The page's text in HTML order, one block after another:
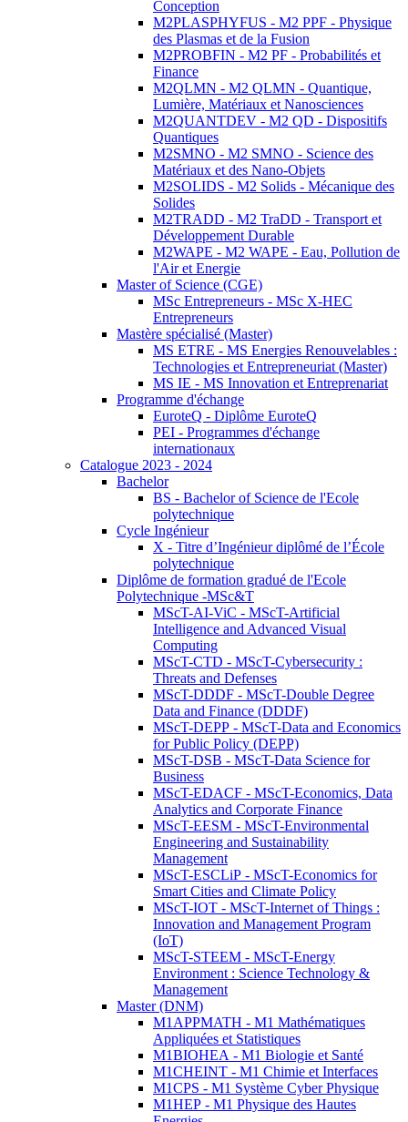
Conception
M2PLASPHYFUS - M2 PPF - Physique
des Plasmas et de la Fusion
M2PROBFIN - M2 PF - Probabilités et
Finance
M2QLMN - M2 QLMN - Quantique,
Lumière, Matériaux et Nanosciences
M2QUANTDEV - M2 QD - Dispositifs
Quantiques
M2SMNO - M2 SMNO - Science des
Matériaux et des Nano-Objets
M2SOLIDS - M2 Solids - Mécanique des
Solides
M2TRADD - M2 TraDD - Transport et
Développement Durable
M2WAPE - M2 WAPE - Eau, Pollution de
l'Air et Energie
Master of Science (CGE)
MSc Entrepreneurs - MSc X-HEC
Entrepreneurs
Mastère spécialisé (Master)
MS ETRE - MS Energies Renouvelables :
Technologies et Entrepreneuriat (Master)
MS IE - MS Innovation et Entreprenariat
Programme d'échange
EuroteQ - Diplôme EuroteQ
PEI - Programmes d'échange
internationaux
Catalogue 2023 - 2024
Bachelor
BS - Bachelor of Science de l'Ecole
polytechnique
Cycle Ingénieur
X - Titre d’Ingénieur diplômé de l’École
polytechnique
Diplôme de formation gradué de l'Ecole
Polytechnique -MSc&T
MScT-AI-ViC - MScT-Artificial
Intelligence and Advanced Visual
Computing
MScT-CTD - MScT-Cybersecurity :
Threats and Defenses
MScT-DDDF - MScT-Double Degree
Data and Finance (DDDF)
MScT-DEPP - MScT-Data and Economics
for Public Policy (DEPP)
MScT-DSB - MScT-Data Science for
Business
MScT-EDACF - MScT-Economics, Data
Analytics and Corporate Finance
MScT-EESM - MScT-Environmental
Engineering and Sustainability
Management
MScT-ESCLiP - MScT-Economics for
Smart Cities and Climate Policy
MScT-IOT - MScT-Internet of Things :
Innovation and Management Program
(IoT)
MScT-STEEM - MScT-Energy
Environment : Science Technology &
Management
Master (DNM)
M1APPMATH - M1 Mathématiques
Appliquées et Statistiques
M1BIOHEA - M1 Biologie et Santé
M1CHEINT - M1 Chimie et Interfaces
M1CPS - M1 Système Cyber Physique
M1HEP - M1 Physique des Hautes